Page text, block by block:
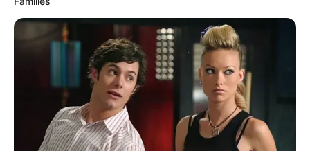
TOVÁBBI LEHETŐSÉGEK
OK, ELFOGADOM